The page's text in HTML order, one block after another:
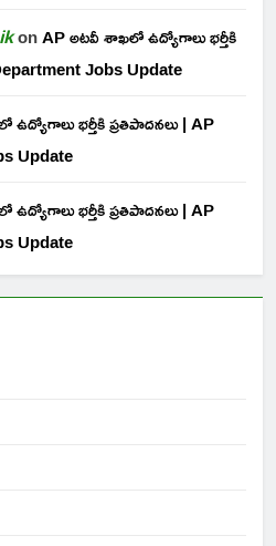
onAP అటవీ శాఖలో ఉద్యోగాలు భర్తీకి
Jobs Update
భర్తీకి ప్రతిపాదనలు | AP
Update
భర్తీకి ప్రతిపాదనలు | AP
Update